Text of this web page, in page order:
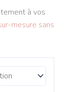
à vos
mesure sans